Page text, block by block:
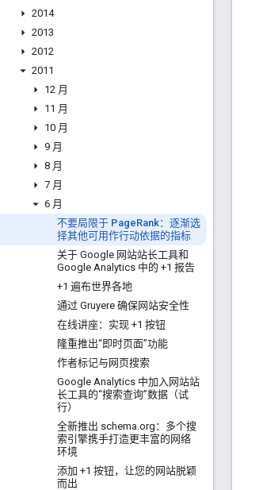
2014
2013
2012
2011
12 月
11 月
10 月
9 月
8 月
7 月
6 月
不要局限于 PageRank：逐渐选
择其他可用作行动依据的指标
关于 Google 网站站长工具和
Google Analytics 中的 +1 报告
+1 遍布世界各地
通过 Gruyere 确保网站安全性
在线讲座：实现 +1 按钮
隆重推出“即时页面”功能
作者标记与网页搜索
Google Analytics 中加入网站站
长工具的“搜索查询”数据（试
行）
全新推出 schema.org：多个搜
索引擎携手打造更丰富的网络
环境
添加 +1 按钮，让您的网站脱颖
而出